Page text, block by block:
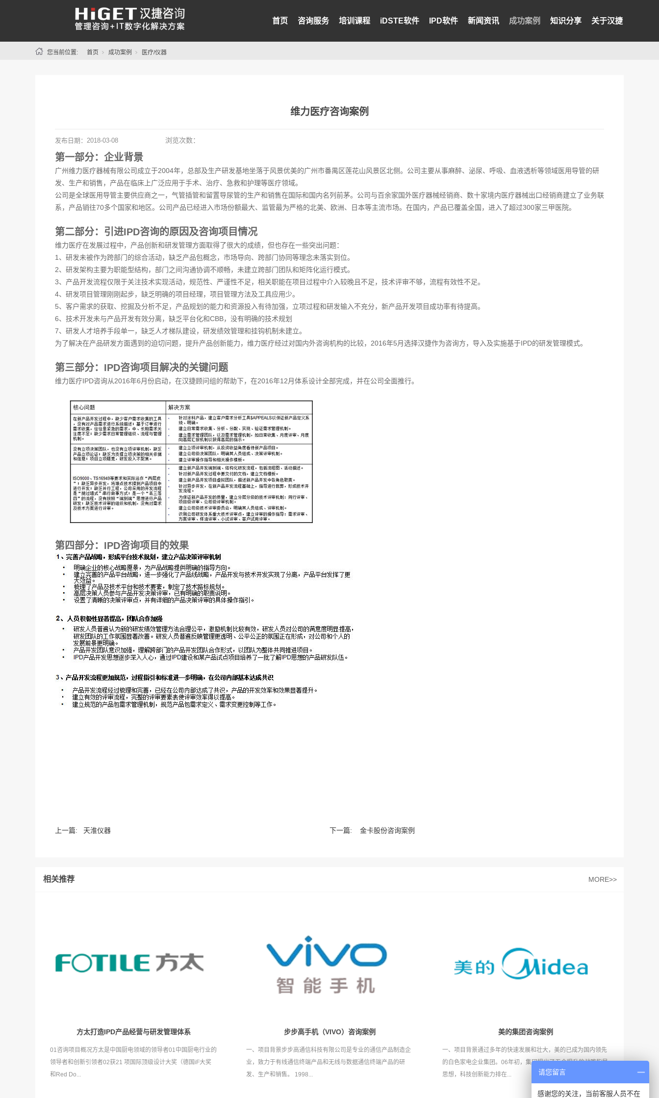
首页 咨询服务 培训课程 iDSTE软件 IPD软件 新闻资讯 成功案例 知识分享 关于汉捷
您当前位置: 首页 成功案例 医疗/仪器
维力医疗咨询案例
发布日期： 2018-03-08 浏览次数：
第一部分：企业背景
广州维力医疗器械有限公司成立于2004年，总部及生产研发基地坐落于风景优美的广州市番禺区莲花山风景区北侧。公司主要从事麻醉、泌尿、呼吸、血液透析等领域医用导管的研
发、生产和销售，产品在临床上广泛应用于手术、治疗、急救和护理等医疗领域。
公司是全球医用导管主要供应商之一，气管插管和留置导尿管的生产和销售在国际和国内名列前茅。公司与百余家国外医疗器械经销商、数十家境内医疗器械出口经销商建立了业务联
系，产品销往70多个国家和地区。公司产品已经进入市场份额最大、监管最为严格的北美、欧洲、日本等主流市场。在国内，产品已覆盖全国，进入了超过300家三甲医院。
第二部分：引进IPD咨询的原因及咨询项目情况
维力医疗在发展过程中，产品创新和研发管理方面取得了很大的成绩，但也存在一些突出问题：
1、研发未被作为跨部门的综合活动，缺乏产品包概念，市场导向、跨部门协同等理念未落实到位。
2、研发架构主要为职能型结构，部门之间沟通协调不顺畅，未建立跨部门团队和矩阵化运行模式。
3、产品开发流程仅限于关注技术实现活动，规范性、严谨性不足，相关职能在项目过程中介入较晚且不足，技术评审不够，流程有效性不足。
4、研发项目管理刚刚起步，缺乏明确的项目经理，项目管理方法及工具应用少。
5、客户需求的获取、挖掘及分析不足，产品规划的能力和资源投入有待加强，立项过程和研发输入不充分，新产品开发项目成功率有待提高。
6、技术开发未与产品开发有效分离，缺乏平台化和CBB，没有明确的技术规划
7、研发人才培养手段单一，缺乏人才梯队建设，研发绩效管理和挂钩机制未建立。
为了解决在产品研发方面遇到的迫切问题，提升产品创新能力，维力医疗经过对国内外咨询机构的比较，2016年5月选择汉捷作为咨询方，导入及实施基于IPD的研发管理模式。
第三部分：IPD咨询项目解决的关键问题
维力医疗IPD咨询从2016年6月份启动，在汉捷顾问组的帮助下，在2016年12月体系设计全部完成，并在公司全面推行。
第四部分：IPD咨询项目的效果
上一篇: 天淮仪器 下一篇: 金卡股份咨询案例
相关推荐 MORE>>
方太打造IPD产品经营与研发管理体系
01咨询项目概况方太是中国厨电领域的领导者01中国厨电行业的
领导者和创新引领者02获21 项国际顶级设计大奖（德国iF大奖
和Red Do...
步步高手机（VIVO）咨询案例
一、项目背景步步高通信科技有限公司是专业的通信产品制造企
业，致力于有线通信终端产品和无线与数据通信终端产品的研
发、生产和销售。 1998...
美的集团咨询案例
一、项目背景通过多年的快速发展和壮大，美的已成为国内领先
的白色家电企业集团。06年初，集团提出了五个提升的战略指导
思想，科技创新能力排在...
请您留言
感谢您的关注，当前客服人员不在